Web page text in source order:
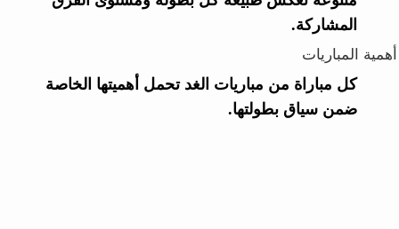
المشاركة.
أهمية المباريات
كل مباراة من مباريات الغد تحمل أهميتها الخاصة
ضمن سياق بطولتها.